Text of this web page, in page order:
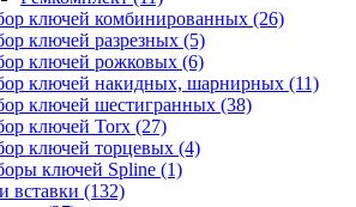
ключей комбинированных (26)
ключей разрезных (5)
ключей рожковых (6)
ключей накидных, шарнирных (11)
ключей шестигранных (38)
ключей Torx (27)
ключей торцевых (4)
ключей Spline (1)
вставки (132)